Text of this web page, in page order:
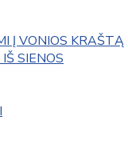
Į VONIOS KRAŠTĄ
SIENOS